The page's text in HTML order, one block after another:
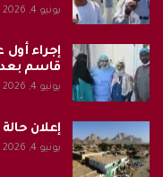
يونيو 4, 2026
إجراء
قاسم
يونيو 4, 2026
إعلان
يونيو 4, 2026